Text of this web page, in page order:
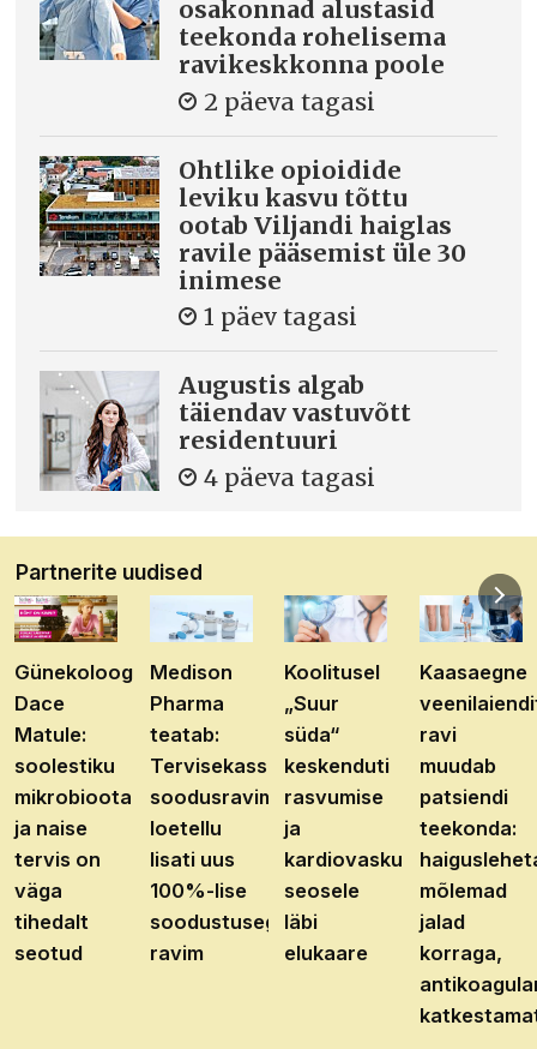
osakonnad alustasid
teekonda rohelisema
ravikeskkonna poole
2 päeva tagasi
Ohtlike opioidide
leviku kasvu tõttu
ootab Viljandi haiglas
ravile pääsemist üle 30
inimese
1 päev tagasi
Augustis algab
täiendav vastuvõtt
residentuuri
4 päeva tagasi
Partnerite uudised
Günekoloog
Dace
Matule:
soolestiku
mikrobioota
ja naise
tervis on
väga
tihedalt
seotud
Medison
Pharma
teatab:
Tervisekassa
soodusravimite
loetellu
lisati uus
100%-lise
soodustusega
ravim
Koolitusel
„Suur
süda“
keskenduti
rasvumise
ja
kardiovaskulaarhaiguste
seosele
läbi
elukaare
Kaasaegne
ravi
muudab
patsiendi
teekonda:
mõlemad
jalad
korraga,